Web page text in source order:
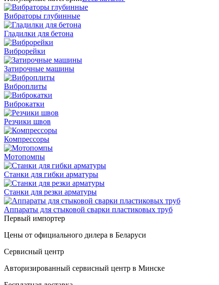
Вибраторы глубинные
Гладилки для бетона
Виброрейки
Затирочные машины
Виброплиты
Виброкатки
Резчики швов
Компрессоры
Мотопомпы
Станки для гибки арматуры
Станки для резки арматуры
Аппараты для стыковой сварки пластиковых труб
Первый импортер
Цены от официального дилера в Беларуси
Сервисный центр
Авторизированный сервисный центр в Минске